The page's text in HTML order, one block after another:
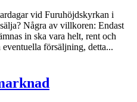
vid Furuhöjdskyrkan i
Några av villkoren: Endast
in ska vara helt, rent och
försäljning, detta...